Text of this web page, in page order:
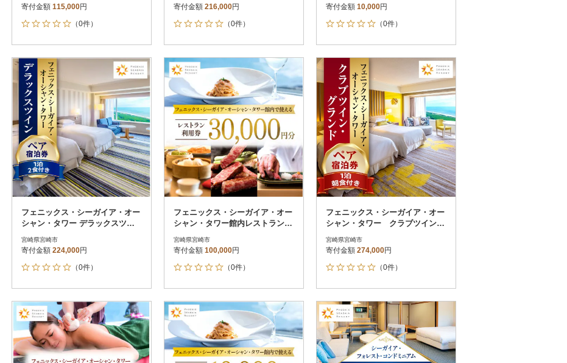
寄付金額 115,000円
（0件）
寄付金額 216,000円
（0件）
寄付金額 10,000円
（0件）
フェニックス・シーガイア・オー
シャン・タワー デラックスツイ
温泉
宮崎県宮崎市
寄付金額 224,000円
（0件）
フェニックス・シーガイア・オー
シャン・タワー館内レストラン利
宮崎県宮崎市
寄付金額 100,000円
（0件）
フェニックス・シーガイア・オー
シャン・タワー クラブツイン・
宮崎県宮崎市
寄付金額 274,000円
（0件）